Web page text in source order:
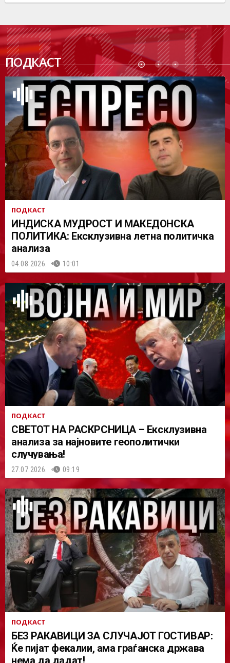
ПОДКАСТ
ПОДК
АСТ
ПОДКАСТ
ИНДИСКА МУДРОСТ И МАКЕДОНСКА
ПОЛИТИКА: Ексклузивна летна политичка
анализа
04.08.2026. 10:01
ПОДКАСТ
СВЕТОТ НА РАСКРСНИЦА – Ексклузивна
анализа за најновите геополитички
случувања!
27.07.2026. 09:19
ПОДКАСТ
БЕЗ РАКАВИЦИ ЗА СЛУЧАЈОТ ГОСТИВАР:
Ќе пијат фекалии, ама граѓанска држава
нема да дадат!